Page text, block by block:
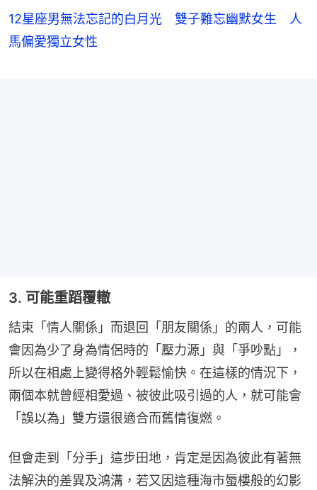
12星座男無法忘記的白月光 雙子難忘幽默女生 人
馬偏愛獨立女性
3. 可能重蹈覆轍
結束「情人關係」而退回「朋友關係」的兩人，可能
會因為少了身為情侶時的「壓力源」與「爭吵點」，
所以在相處上變得格外輕鬆愉快。在這樣的情況下，
兩個本就曾經相愛過、被彼此吸引過的人，就可能會
「誤以為」雙方還很適合而舊情復燃。
但會走到「分手」這步田地，肯定是因為彼此有著無
法解決的差異及鴻溝，若又因這種海市蜃樓般的幻影